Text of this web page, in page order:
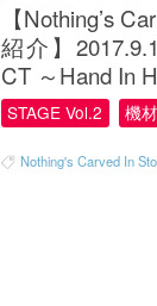
【Nothing’s
紹介】
CT ～Hand In
STAGE Vol.2 機
Nothing's Carved In